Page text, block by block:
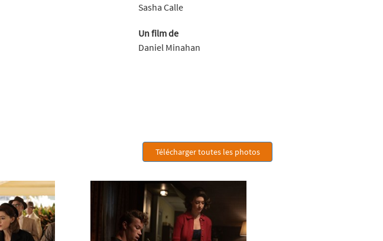
Sasha Calle
Un film de
Daniel Minahan
Télécharger toutes les photos